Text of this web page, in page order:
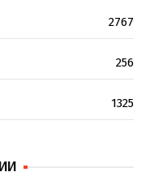
2767
256
1325